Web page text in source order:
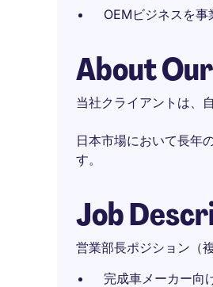
OEMビジネスを事
About
当社クライアントは、
日本市場において長年
す。
Job
営業部長ポジション（複
完成車メーカー向